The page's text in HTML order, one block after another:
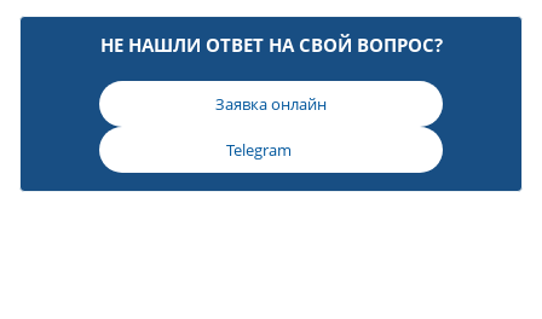
НЕ НАШЛИ ОТВЕТ НА СВОЙ ВОПРОС?
Заявка онлайн
Telegram